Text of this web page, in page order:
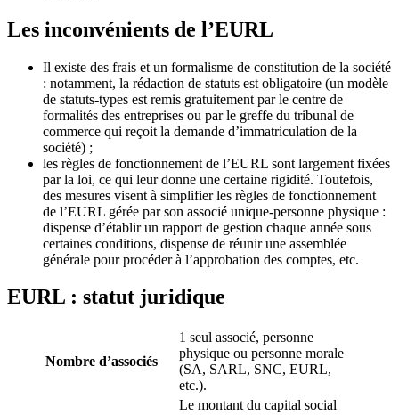
Les inconvénients de l’EURL
Il existe des frais et un formalisme de constitution de la société
: notamment, la rédaction de statuts est obligatoire (un modèle
de statuts-types est remis gratuitement par le centre de
formalités des entreprises ou par le greffe du tribunal de
commerce qui reçoit la demande d’immatriculation de la
société) ;
les règles de fonctionnement de l’EURL sont largement fixées
par la loi, ce qui leur donne une certaine rigidité. Toutefois,
des mesures visent à simplifier les règles de fonctionnement
de l’EURL gérée par son associé unique-personne physique :
dispense d’établir un rapport de gestion chaque année sous
certaines conditions, dispense de réunir une assemblée
générale pour procéder à l’approbation des comptes, etc.
EURL : statut juridique
Nombre d’associés
1 seul associé, personne
physique ou personne morale
(SA, SARL, SNC, EURL,
etc.).
Le montant du capital social